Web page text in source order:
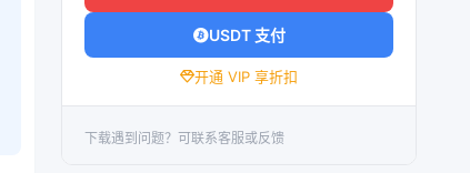
USDT 支付
开通 VIP 享折扣
下载遇到问题？可联系客服或反馈